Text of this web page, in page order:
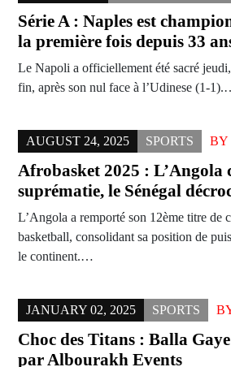
Série A : Naples est
la première fois depuis 33
Le Napoli a officiellement été sacré
fin, après son nul face à l’Udinese (1-
AUGUST 24, 2025 SPORTS BY
Afrobasket 2025 : L’Angola
suprématie, le Sénégal
L’Angola a remporté son 12ème titre de
basketball, consolidant sa position de
le continent.…
JANUARY 02, 2025 SPORTS
Choc des Titans : Balla
par Albourakh Events